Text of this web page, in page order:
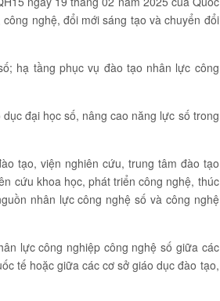
nghệ, đổi mới sáng tạo và chuyển đổi
hạ tầng phục vụ đào tạo nhân lực công
đại học số, nâng cao năng lực số trong
tạo, viện nghiên cứu, trung tâm đào tạo
cứu khoa học, phát triển công nghệ, thúc
nhân lực công nghệ số và công nghệ
lực công nghiệp công nghệ số giữa các
tế hoặc giữa các cơ sở giáo dục đào tạo,